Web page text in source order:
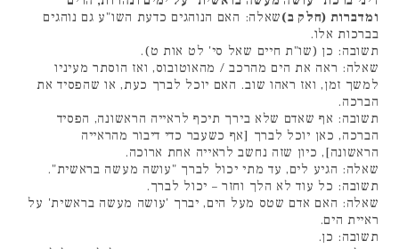
ומדברות (חלק ב)שאלה: האם הנוהגים כדעת השו"ע גם נוהגים
בברכות אלו.
תשובה: כן (שו"ת חיים שאל סי' לט אות ט).
שאלה: ראה את הים מהרכב / מהאוטובוס, ואז הוסתר מעיניו
למשך זמן, ואז ראהו שוב. האם יוכל לברך כעת, או שהפסיד את
הברכה.
תשובה: אף שאדם שלא בירך תיכף לראייה הראשונה, הפסיד
הברכה, כאן יוכל לברך [אף כשעבר כדי דיבור מהראייה
הראשונה], כיון שזה נחשב לראייה אחת ארוכה.
שאלה: הגיע לים, עד מתי יכול לברך "עושה מעשה בראשית".
תשובה: כל עוד לא הלך וחזר – יכול לברך.
שאלה: האם אדם שטס מעל הים, יברך 'עושה מעשה בראשית' על
ראיית הים.
תשובה: כן.